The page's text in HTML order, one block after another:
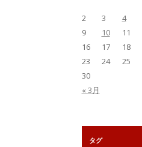
2
3 4
9
10 11
16
17 18
23
24 25
30
« 3月
タグ